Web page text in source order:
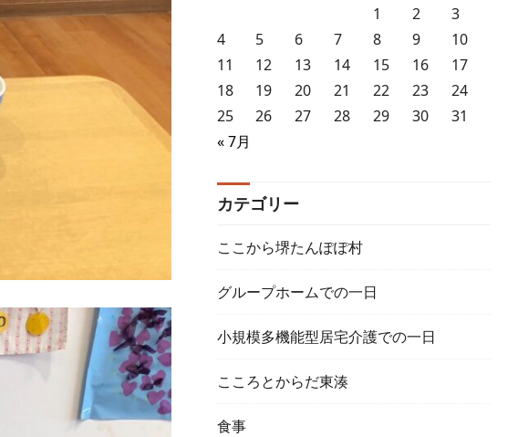
1
2
3
4
5 6 7 8 9
10
11
12 13 14 15 16
17
18
19 20 21 22 23
24
25
26 27 28 29 30
31
« 7月
カテゴリー
ここから堺たんぽぽ村
グループホームでの一日
小規模多機能型居宅介護での一日
こころとからだ東湊
食事